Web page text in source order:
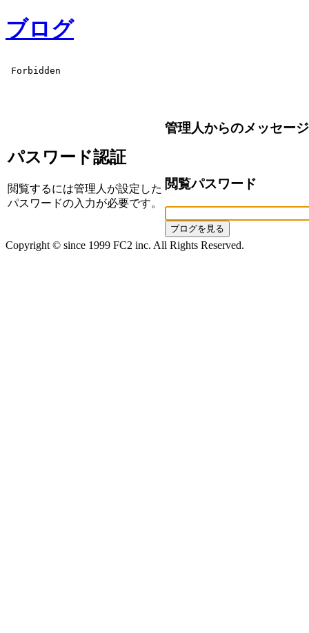
ブログ
パスワード認証
閲覧するには管理人が設定した
パスワードの入力が必要です。
管理人からのメッセージ
閲覧パスワード
Copyright © since 1999 FC2 inc. All Rights Reserved.